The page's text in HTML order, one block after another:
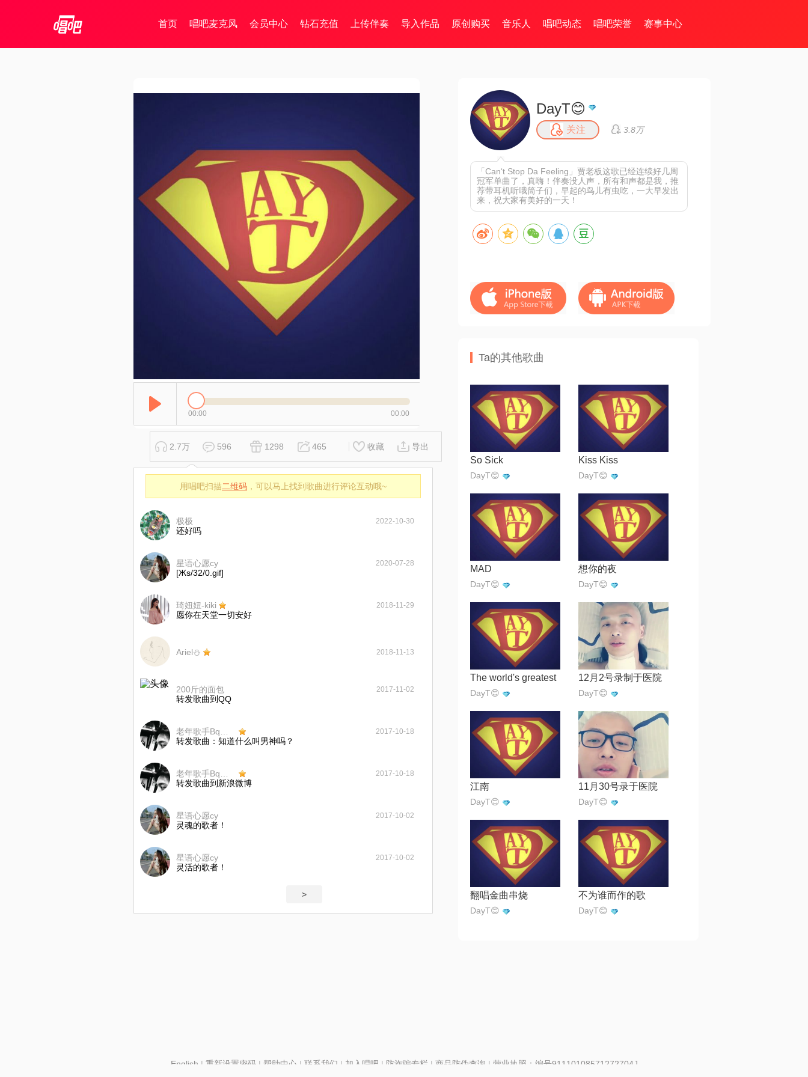
首页 唱吧麦克风 会员中心 钻石充值 上传伴奏 导入作品 原创购买 音乐人 唱吧动态 唱吧荣誉 赛事中心
00:00 00:00
2.7万 596 1298 465 收藏 导出
用唱吧扫描二维码 ，可以马上找到歌曲进行评论互动哦~
极极 2022-10-30
还好吗
星语心愿cy 2020-07-28
[Жs/32/0.gif]
琦妞妞-kiki 2018-11-29
愿你在天堂一切安好
Ariel⛄ 2018-11-13
200斤的面包 2017-11-02
转发歌曲到QQ
2017-10-18
转发歌曲：知道什么叫男神吗？
2017-10-18
转发歌曲到新浪微博
星语心愿cy 2017-10-02
灵魂的歌者！
星语心愿cy 2017-10-02
灵活的歌者！
>
DayT😊
关注 3.8万
「Can‘t Stop Da Feeling」 贾老板这歌已经连续好几周
冠军单曲了，真嗨！伴奏没人声，所有和声都是我，推
荐带耳机听哦筒子们，早起的鸟儿有虫吃，一大早发出
来，祝大家有美好的一天！
Ta的其他歌曲
So Sick
DayT😊
Kiss Kiss
DayT😊
MAD
DayT😊
想你的夜
DayT😊
The world's greatest
DayT😊
12月2号录制于医院
DayT😊
江南
DayT😊
11月30号录于医院
DayT😊
翻唱金曲串烧
DayT😊
不为谁而作的歌
DayT😊
English | 重新设置密码| 帮助中心 | 联系我们 | 加入唱吧 | 防诈骗专栏 | 商品防伪查询 | 营业执照：编号91110108571272704J